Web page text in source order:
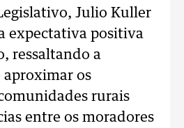
Julio Kuller
expectativa positiva
ressaltando a
os
rurais
entre os moradores